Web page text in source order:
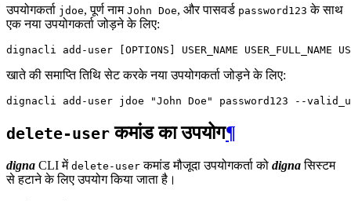
उपयोगकर्ता jdoe, पूर्ण नाम John Doe, और पासवर्ड password123 के साथ
एक नया उपयोगकर्ता जोड़ने के लिए:
dignacli add-user [OPTIONS ] USER_NAME USER_FULL_NAME
खाते की समाप्ति तिथि सेट करके नया उपयोगकर्ता जोड़ने के लिए:
dignacli add-user jdoe "John Doe" password123 --
delete-user कमांड का उपयोग¶
digna CLI में delete-user कमांड मौजूदा उपयोगकर्ता को dignaसिस्टम
से हटाने के लिए उपयोग किया जाता है।